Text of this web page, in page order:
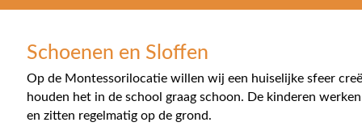
Schoenen en Sloffen
Op de Montessorilocatie willen wij een huiselijke sfeer
houden het in de school graag schoon. De kinderen
en zitten regelmatig op de grond.